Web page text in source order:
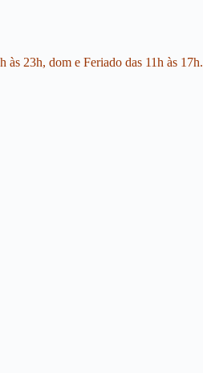
às 23h, dom e Feriado das 11h às 17h.